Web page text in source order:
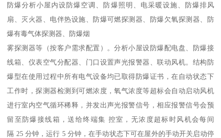
防爆分析小屋内设防爆空调、防爆照明、电采暖设施、防爆排风
扇、灭火器、电伴热设施、防爆可燃探测器、防爆欠氧探测器、防
爆有毒气体探测器、防爆烟
雾探测器等（按客户需求配置）。分析小屋设防爆配电盘、防爆接
线箱、仪表空气分配器、门口设置声光报警器、联动风机。结构防
爆型在使用过程中所有电气设备均已取得防爆证书，在自动状态下
工作时，探测器检测到可燃浓度，氧气浓度等超标会自动启动风机
进行室内空气循环稀释，并发出声光报警信号，相应报警信号会预
留至防爆接线箱，送给终端集 控室，无浓度超标时风机会每间
隔 25 分钟，运行 5 分钟，在手动状态下可在屋外的手动开关启动停